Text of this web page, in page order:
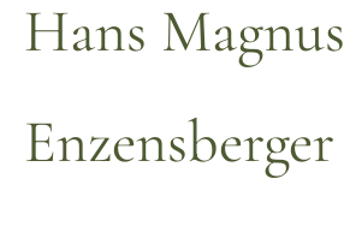
Hans Magnus
Enzensberger